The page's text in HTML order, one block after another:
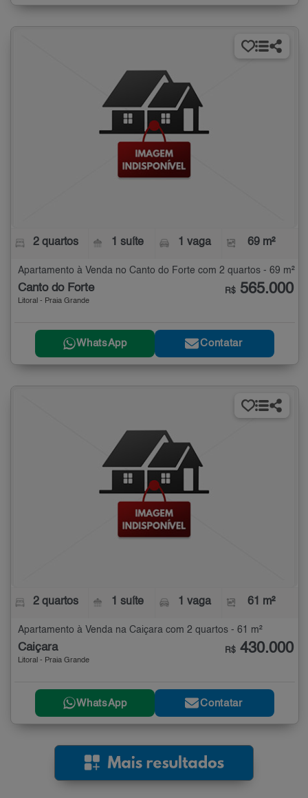
2 quartos 1 suíte 1 vaga 69 m²
Apartamento à Venda no Canto do Forte com 2 quartos - 69 m²
Canto do Forte
Litoral - Praia Grande
R$ 565.000
WhatsApp Contatar
2 quartos 1 suíte 1 vaga 61 m²
Apartamento à Venda na Caiçara com 2 quartos - 61 m²
Caiçara
Litoral - Praia Grande
R$ 430.000
WhatsApp Contatar